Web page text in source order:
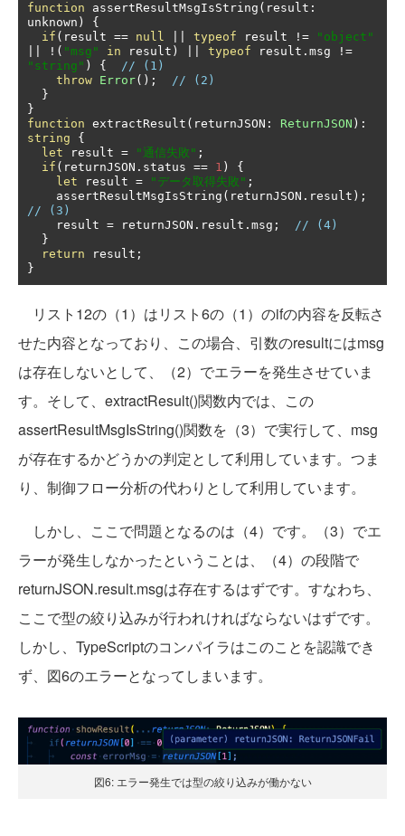
function assertResultMsgIsString ( result :
unknown )
{
if ( result == null typeof result !=
"object"
!( "msg" in result ) typeof result . msg
!=
"string" ) {
// (1)
throw Error();
// (2)
}
}
function extractResult ( returnJSON : ReturnJSON ):
string
{
let result = "通信失敗" ;
if ( returnJSON . status == 1 )
{
let result = "データ取得失敗" ;
    assertResultMsgIsString
( returnJSON . result );
// (3)
    result
= returnJSON . result . msg ;
// (4)
}
return result ;
}
リスト12の（1）はリスト6の（1）のifの内容を反転さ
せた内容となっており、この場合、引数のresultにはmsg
は存在しないとして、（2）でエラーを発生させていま
す。そして、extractResult()関数内では、この
assertResultMsgIsString()関数を（3）で実行して、msg
が存在するかどうかの判定として利用しています。つま
り、制御フロー分析の代わりとして利用しています。
しかし、ここで問題となるのは（4）です。（3）でエ
ラーが発生しなかったということは、（4）の段階で
returnJSON.result.msgは存在するはずです。すなわち、
ここで型の絞り込みが行われければならないはずです。
しかし、TypeScriptのコンパイラはこのことを認識でき
ず、図6のエラーとなってしまいます。
図6: エラー発生では型の絞り込みが働かない